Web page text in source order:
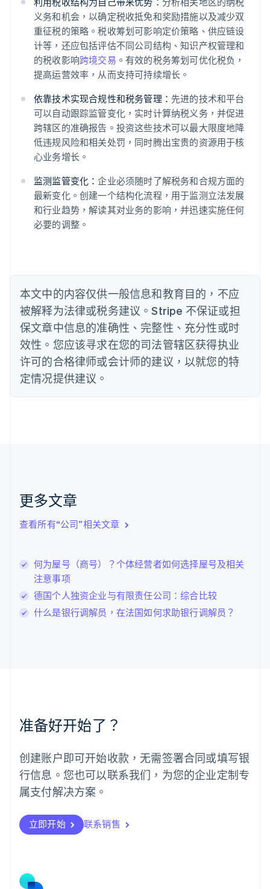
义务和机会，以确定税收抵免和奖励措施以及减少双
重征税的策略。税收筹划可影响定价策略、供应链设
计等，还应包括评估不同公司结构、知识产权管理和
的税收影响跨境交易 。有效的税务筹划可优化税负，
提高运营效率，从而支持可持续增长。
依靠技术实现合规性和税务管理： 先进的技术和平台
可以自动跟踪监管变化，实时计算纳税义务，并促进
跨辖区的准确报告。投资这些技术可以最大限度地降
低违规风险和相关处罚，同时腾出宝贵的资源用于核
心业务增长。
监测监管变化：企业必须随时了解税务和合规方面的
最新变化。创建一个结构化流程，用于监测立法发展
和行业趋势，解读其对业务的影响，并迅速实施任何
必要的调整。
本文中的内容仅供一般信息和教育目的，不应
被解释为法律或税务建议。Stripe 不保证或担
保文章中信息的准确性、完整性、充分性或时
效性。您应该寻求在您的司法管辖区获得执业
许可的合格律师或会计师的建议，以就您的特
定情况提供建议。
更多文章
查看所有“公司”相关文章
何为屋号（商号）？个体经营者如何选择屋号及相关
注意事项
德国个人独资企业与有限责任公司：综合比较
什么是银行调解员，在法国如何求助银行调解员？
准备好开始了？
创建账户即可开始收款，无需签署合同或填写银
行信息。您也可以联系我们，为您的企业定制专
属支付解决方案。
立即开始 联系销售
English
爱尔兰
English
爱沙尼亚
English
奥地利
澳大利亚
English
巴西
PortuguêsEnglish
English
丹麦
English
德国
DeutschEnglish
法国
FrançaisEnglish
芬兰
EnglishSvenska
English Italiano
拉脱维亚
立陶宛
DeutschEnglish
卢森堡
罗马尼亚
English
挪威
葡萄牙
Português English
日本
日本語English
瑞典
瑞士
DeutschFrançais
English